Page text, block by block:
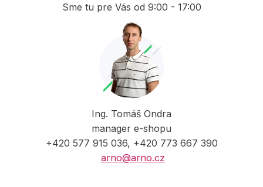
Sme tu pre Vás od 9:00 - 17:00
Ing. Tomáš Ondra
manager e-shopu
+420 577 915 036, +420 773 667 390
arno@arno.cz